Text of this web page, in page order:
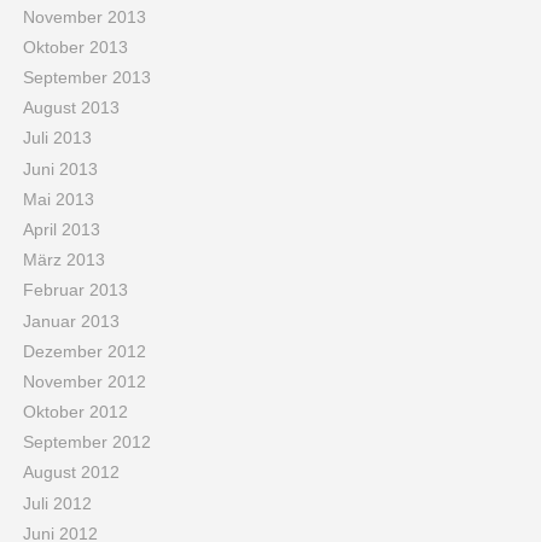
November 2013
Oktober 2013
September 2013
August 2013
Juli 2013
Juni 2013
Mai 2013
April 2013
März 2013
Februar 2013
Januar 2013
Dezember 2012
November 2012
Oktober 2012
September 2012
August 2012
Juli 2012
Juni 2012